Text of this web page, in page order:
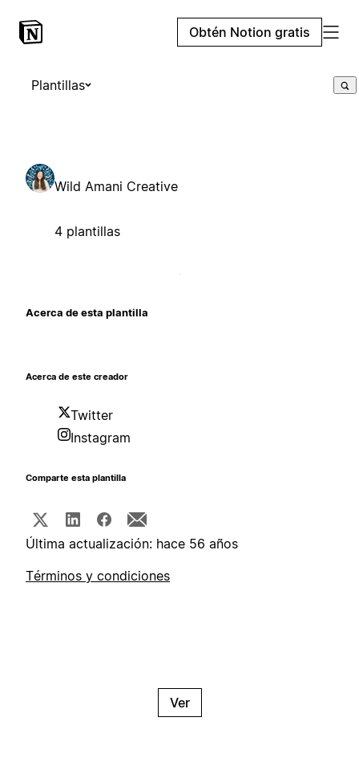
Obtén Notion gratis
Plantillas
Wild Amani Creative
4 plantillas
Acerca de esta plantilla
Acerca de este creador
Twitter
Instagram
Comparte esta plantilla
Última actualización: hace 56 años
Términos y condiciones
Ver